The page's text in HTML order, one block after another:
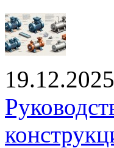
19.12.2025